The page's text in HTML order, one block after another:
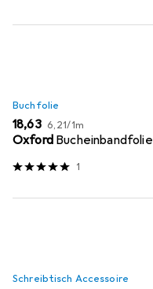
Buchfolie
EUR
18,63 EUR
6,21/1m
Oxford Bucheinbandfolie
1
Schreibtisch Accessoire